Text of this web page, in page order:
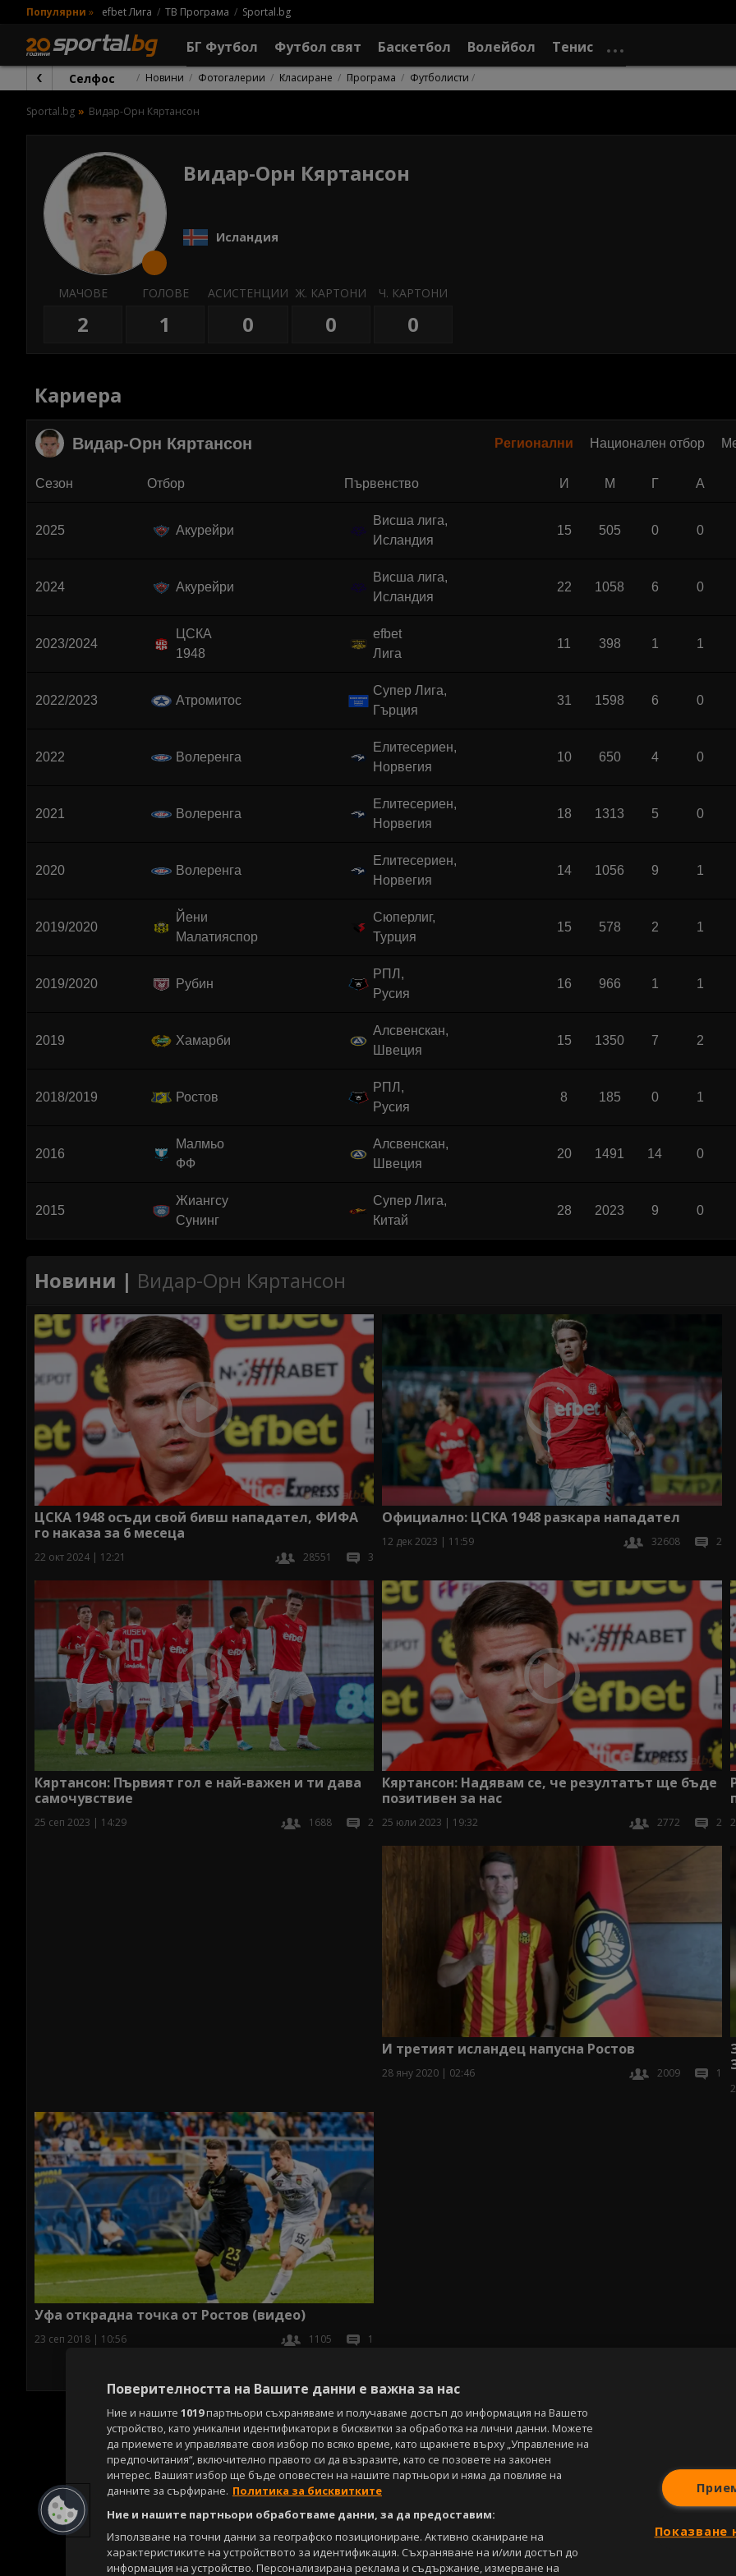
Популярни » efbet Лига ТВ Програма Sportal.bg
БГ Футбол Футбол свят Баскетбол Волейбол Тенис
Селфос Новини Фотогалерии Класиране Програма Футболисти
Sportal.bg Видар-Орн Кяртансон
Видар-Орн Кяртансон
Исландия
МАЧОВЕ
2
ГОЛОВЕ
1
АСИСТЕНЦИИ
0
Ж. КАРТОНИ
0
Ч. КАРТОНИ
0
Кариера
Видар-Орн Кяртансон Регионални Национален отбор
Сезон Отбор Първенство И М Г А
2025 Акурейри
Висша лига,
Исландия
15 505 0 0
2024 Акурейри
Висша лига,
Исландия
22 1058 6 0
2023/2024
ЦСКА
1948
efbet
Лига
11 398 1 1
2022/2023 Атромитос
Супер Лига,
Гърция
31 1598 6 0
2022 Волеренга
Елитесериен,
Норвегия
10 650 4 0
2021 Волеренга
Елитесериен,
Норвегия
18 1313 5 0
2020 Волеренга
Елитесериен,
Норвегия
14 1056 9 1
2019/2020
Йени
Малатияспор
Сюперлиг,
Турция
15 578 2 1
2019/2020 Рубин
РПЛ,
Русия
16 966 1 1
2019 Хамарби
Алсвенскан,
Швеция
15 1350 7 2
2018/2019 Ростов
РПЛ,
Русия
8 185 0 1
2016
Малмьо
ФФ
Алсвенскан,
Швеция
20 1491 14 0
2015
Жиангсу
Сунинг
Супер Лига,
Китай
28 2023 9 0
Новини | Видар-Орн Кяртансон
ЦСКА 1948 осъди свой бивш нападател, ФИФА
го наказа за 6 месеца
22 окт 2024 | 12:21 28551 3
Официално: ЦСКА 1948 разкара нападател
12 дек 2023 | 11:59 32608 2
Кяртансон: Първият гол е най-важен и ти дава
самочувствие
25 сеп 2023 | 14:29 1688 2
Кяртансон: Надявам се, че резултатът ще бъде
позитивен за нас
25 юли 2023 | 19:32 2772 2
И третият исландец напусна Ростов
28 яну 2020 | 02:46 2009 1
Уфа открадна точка от Ростов (видео)
23 сеп 2018 | 10:56 1105
1
Поверителността на Вашите данни е важна за нас
Ние и нашите 1019партньори съхраняваме и получаваме достъп до информация на Вашето
устройство, като уникални идентификатори в бисквитки за обработка на лични данни. Можете
да приемете и управлявате своя избор по всяко време, като щракнете върху „Управление на
предпочитания“, включително правото си да възразите, като се позовете на законен
интерес. Вашият избор ще бъде оповестен на нашите партньори и няма да повлияе на
данните за сърфиране. Политика за бисквитките
Ние и нашите партньори обработваме данни, за да предоставим:
Използване на точни данни за географско позициониране. Активно сканиране на
характеристиките на устройството за идентификация. Съхраняване на и/или достъп до
информация на устройство. Персонализирана реклама и съдържание, измерване на
Показване